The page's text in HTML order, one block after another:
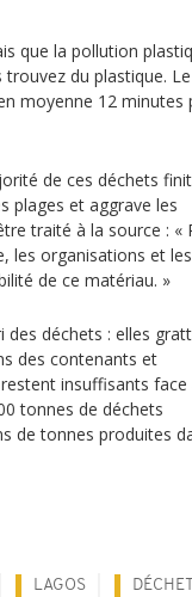
que la pollution
du plastique. Le
moyenne 12 minutes
de ces déchets finit
plages et aggrave les
traité à la source : «
les organisations et les
de ce matériau. »
des déchets : elles
des contenants et
insuffisants face
tonnes de déchets
de tonnes produites
LAGOS